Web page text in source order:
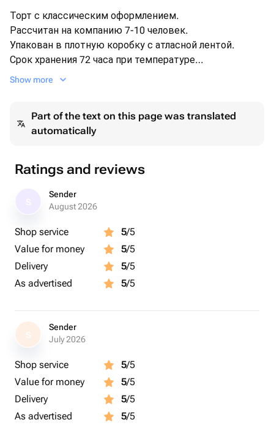
Торт с классическим оформлением.
Рассчитан на компанию 7-10 человек.
Упакован в плотную коробку с атласной лентой.
Срок хранения 72 часа при температуре
+2+6.
оранжевого и коричневого. Художественные
красные брызги придают ему уникальный и
случаев, таких как свадьбы или юбилеи. Порадуйте
своих близких этим произведением кулинарного
искусства!
Show more
Part of the text on this page was translated
automatically
Ratings and reviews
Sender
August 2026
Shop service 5/5
Value for money
5/5
Delivery
5/5
As advertised
5/5
S
Sender
July 2026
Shop service 5/5
Value for money
5/5
Delivery
5/5
As advertised
5/5